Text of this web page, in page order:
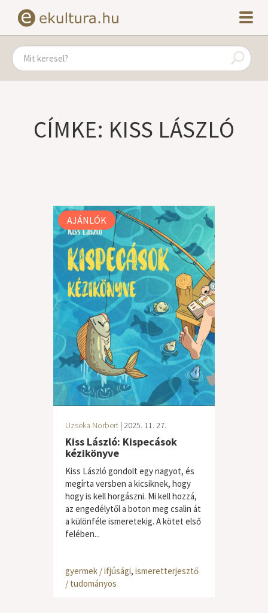
CÍMKE: KISS LÁSZLÓ
AJÁNLÓK
Uzseka Norbert | 2025. 11. 27.
Kiss László: Kispecások
kézikönyve
Kiss László gondolt egy nagyot, és
megírta versben a kicsiknek, hogy
hogy is kell horgászni. Mi kell hozzá,
az engedélytől a boton meg csalin át
a különféle ismeretekig. A kötet első
felében...
gyermek / ifjúsági, ismeretterjesztő
/ tudományos